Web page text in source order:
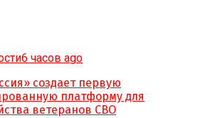
6 часов ago
создает первую
платформу для
ветеранов СВО